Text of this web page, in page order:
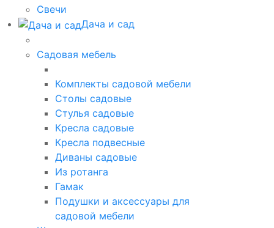
Свечи
Дача и сад
Садовая мебель
Комплекты садовой мебели
Столы садовые
Стулья садовые
Кресла садовые
Кресла подвесные
Диваны садовые
Из ротанга
Гамак
Подушки и аксессуары для
садовой мебели